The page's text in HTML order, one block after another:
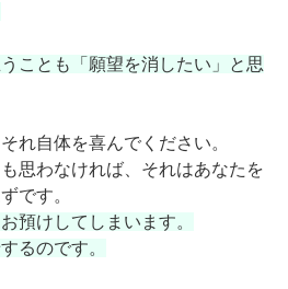
ことも「願望を消したい」と思
れ自体を喜んでください。
思わなければ、それはあなたを
です。
預けしてしまいます。
るのです。